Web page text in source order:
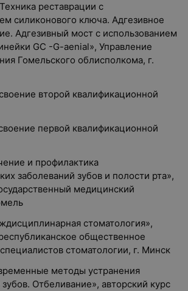
реставрации с
силиконового ключа. Адгезивное
Адгезивный мост с использованием
GC -G-aenial», Управление
Гомельского облисполкома, г.
второй квалификационной
первой квалификационной
и профилактика
заболеваний зубов и полости рта»,
медицинский
стоматология»,
общественное
стоматологии, г. Минск
методы устранения
Отбеливание», авторский курс